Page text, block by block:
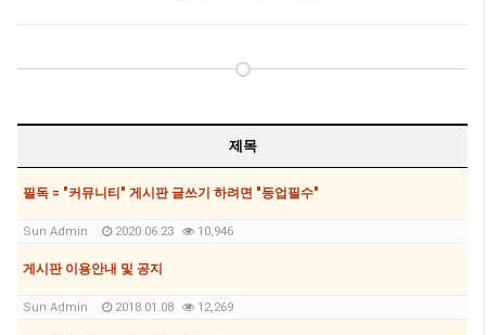
제목
필독 = "커뮤니티" 게시판 글쓰기 하려면 "등업필수"
Sun Admin 2020.06.23 10,946
게시판 이용안내 및 공지
Sun Admin 2018.01.08 12,269